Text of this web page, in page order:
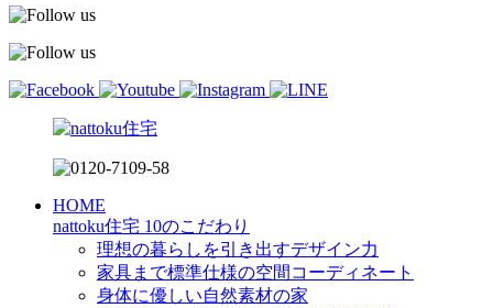
HOME
nattoku住宅 10のこだわり
理想の暮らしを引き出すデザイン力
家具まで標準仕様の空間コーディネート
身体に優しい自然素材の家